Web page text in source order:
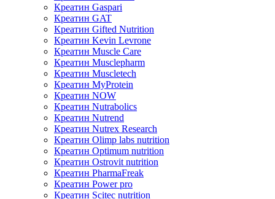
Креатин Gaspari
Креатин GAT
Креатин Gifted Nutrition
Креатин Kevin Levrone
Креатин Muscle Care
Креатин Musclepharm
Креатин Muscletech
Креатин MyProtein
Креатин NOW
Креатин Nutrabolics
Креатин Nutrend
Креатин Nutrex Research
Креатин Olimp labs nutrition
Креатин Optimum nutrition
Креатин Ostrovit nutrition
Креатин PharmaFreak
Креатин Power pro
Креатин Scitec nutrition